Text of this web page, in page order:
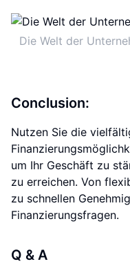
Die Welt der
Conclusion:
Nutzen Sie die
um Ihr Geschäft zu
zu erreichen. Von
zu schnellen
Finanzierungsfragen.
Q & A